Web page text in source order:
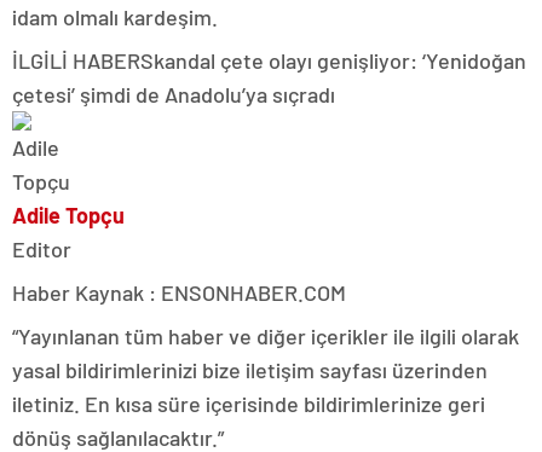
idam olmalı kardeşim.
İLGİLİ HABERSkandal çete olayı genişliyor: ‘Yenidoğan
çetesi’ şimdi de Anadolu’ya sıçradı
Adile Topçu
Editor
Haber Kaynak : ENSONHABER.COM
“Yayınlanan tüm haber ve diğer içerikler ile ilgili olarak
yasal bildirimlerinizi bize iletişim sayfası üzerinden
iletiniz. En kısa süre içerisinde bildirimlerinize geri
dönüş sağlanılacaktır.”